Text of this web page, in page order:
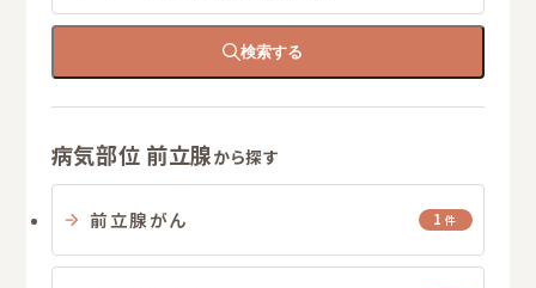
検索する
病気部位 前立腺から探す
前立腺がん 1 件